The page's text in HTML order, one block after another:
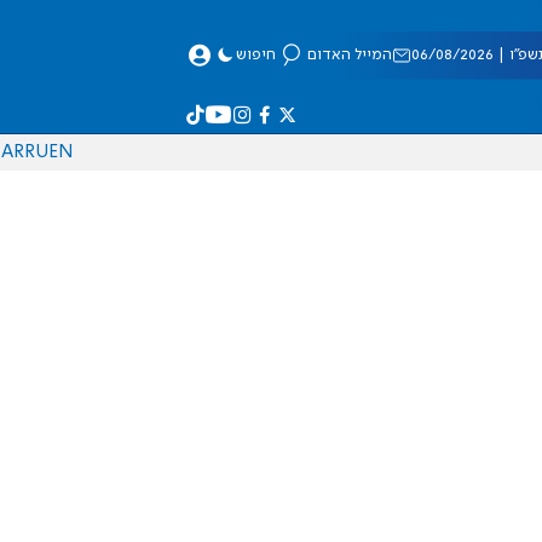
08/2026 המייל האדום חיפוש
EN
RU
AR